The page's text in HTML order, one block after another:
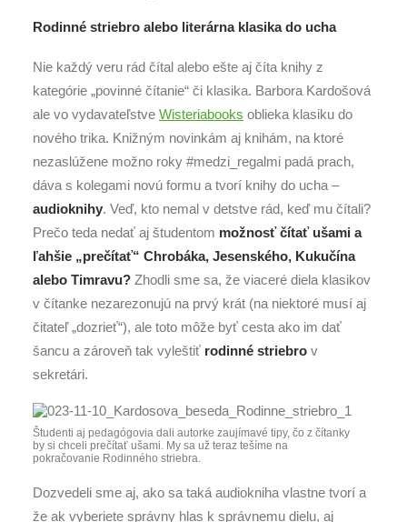
Rodinné striebro alebo literárna klasika do ucha
Nie každý veru rád čítal alebo ešte aj číta knihy z
kategórie „povinné čítanie“ či klasika. Barbora Kardošová
ale vo vydavateľstve Wisteriabooks oblieka klasiku do
nového trika. Knižným novinkám aj knihám, na ktoré
nezaslúžene možno roky #medzi_regalmi padá prach,
dáva s kolegami novú formu a tvorí knihy do ucha –
audioknihy. Veď, kto nemal v detstve rád, keď mu čítali?
Prečo teda nedať aj študentom možnosť čítať ušami a
ľahšie „prečítať“ Chrobáka, Jesenského, Kukučína
alebo Timravu? Zhodli sme sa, že viaceré diela klasikov
v čítanke nezarezonujú na prvý krát (na niektoré musí aj
čitateľ „dozrieť“), ale toto môže byť cesta ako im dať
šancu a zároveň tak vyleštiť rodinné striebro v
sekretári.
Študenti aj pedagógovia dali autorke zaujímavé tipy, čo z čítanky
by si chceli prečítať ušami. My sa už teraz tešíme na
pokračovanie Rodinného striebra.
Dozvedeli sme aj, ako sa taká audiokniha vlastne tvorí a
že ak vyberiete správny hlas k správnemu dielu, aj